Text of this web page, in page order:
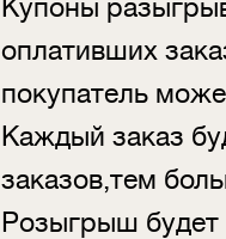
Купоны
оплативших
покупатель
Каждый заказ
заказов,тем
Розыгрыш будет